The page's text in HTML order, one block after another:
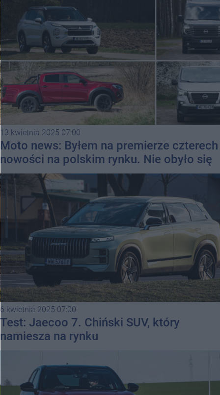
13 kwietnia 2025 07:00
Moto news: Byłem na premierze czterech
nowości na polskim rynku. Nie obyło się
bez zaskoczeń
6 kwietnia 2025 07:00
Test: Jaecoo 7. Chiński SUV, który
namiesza na rynku